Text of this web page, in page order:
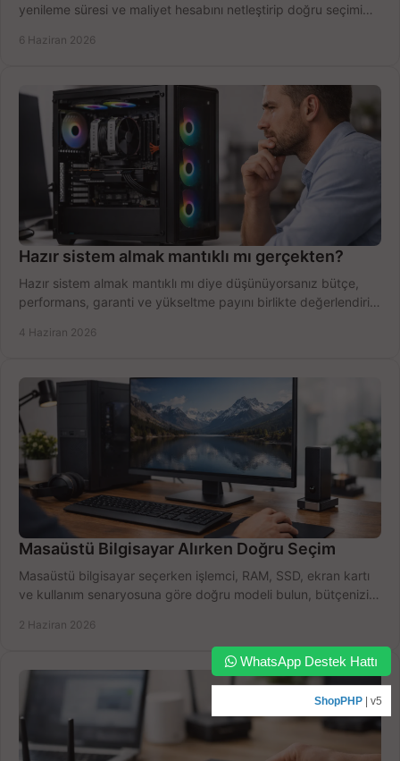
yenileme süresi ve maliyet hesabını netleştirip doğru seçimi
6 Haziran 2026
Hazır sistem almak mantıklı mı gerçekten?
Hazır sistem almak mantıklı mı diye düşünüyorsanız bütçe,
performans, garanti ve yükseltme payını birlikte değerlendirin,
4 Haziran 2026
Masaüstü Bilgisayar Alırken Doğru Seçim
Masaüstü bilgisayar seçerken işlemci, RAM, SSD, ekran kartı
ve kullanım senaryosuna göre doğru modeli bulun, bütçenizi
2 Haziran 2026
WhatsApp Destek Hattı
ShopPHP | v5